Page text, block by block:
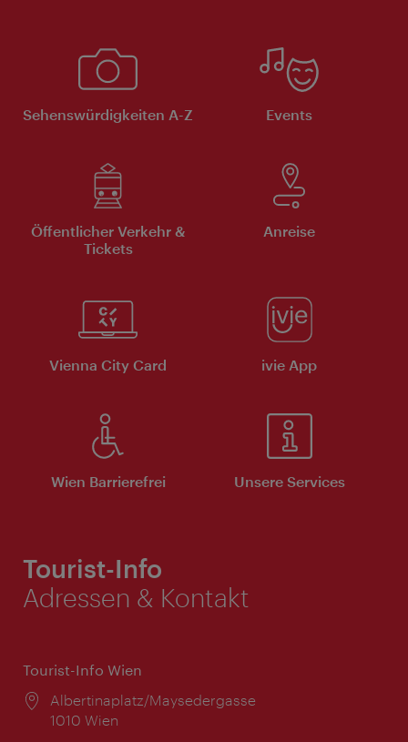
Sehenswürdigkeiten A-Z Events
Öffentlicher Verkehr &
Tickets
Anreise
Vienna City Card ivie App
Wien Barrierefrei Unsere Services
Tourist-Info
Adressen & Kontakt
Tourist-Info Wien
Ort:
Albertinaplatz/Maysedergasse
1010 Wien